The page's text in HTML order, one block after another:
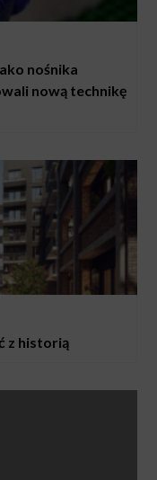
nośnika
nową technikę
z historią